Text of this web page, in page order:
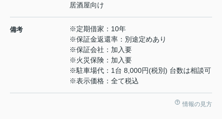
居酒屋向け
備考
※定期借家：10年
※保証金返還率：別途定めあり
※保証会社：加入要
※火災保険：加入要
※駐車場代：1台 8,000円(税別) 台数は相談可
※表示価格：全て税込
情報の見方